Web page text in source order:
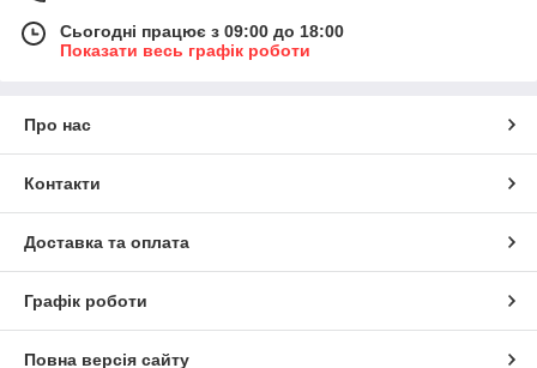
Сьогодні працює з 09:00 до 18:00
Показати весь графік роботи
Про нас
Контакти
Доставка та оплата
Графік роботи
Повна версія сайту